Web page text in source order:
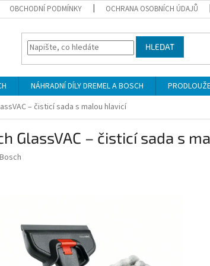
OBCHODNÍ PODMÍNKY OCHRANA OSOBNÍCH ÚDAJŮ
HLEDAT
NÁHRADNÍ DÍLY DREMEL A BOSCH
– čisticí sada s malou hlavicí
GlassVAC – čisticí sada s
Bosch